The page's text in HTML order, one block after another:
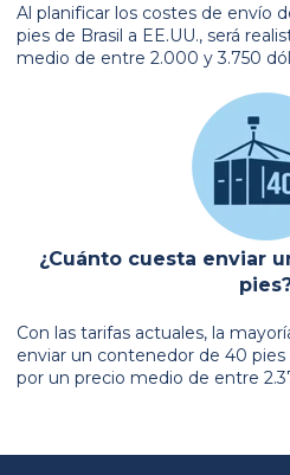
Al planificar los costes de envío
pies de Brasil a EE.UU., será
medio de entre 2.000 y 3.750
¿Cuánto cuesta enviar
Con las tarifas actuales, la
enviar un contenedor de 40 pies
por un precio medio de entre